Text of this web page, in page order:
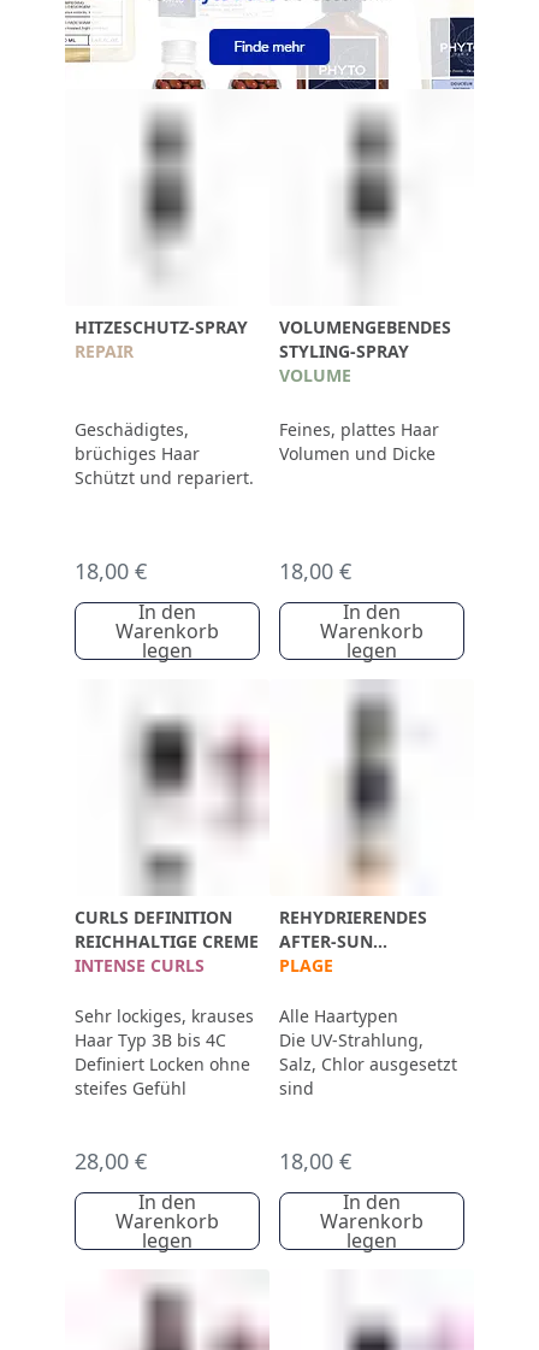
HITZESCHUTZ-SPRAY
REPAIR
Geschädigtes,
brüchiges Haar
Schützt und repariert.
18,00 €
In den
Warenkorb
legen
VOLUMENGEBENDES
STYLING-SPRAY
VOLUME
Feines, plattes Haar
Volumen und Dicke
18,00 €
In den
Warenkorb
legen
CURLS DEFINITION
REICHHALTIGE CREME
INTENSE CURLS
Sehr lockiges, krauses
Haar Typ 3B bis 4C
Definiert Locken ohne
steifes Gefühl
28,00 €
In den
Warenkorb
legen
REHYDRIERENDES
AFTER-SUN
ENTWIRRUNGS SPRAY
PLAGE
Alle Haartypen
Die UV-Strahlung,
Salz, Chlor ausgesetzt
sind
18,00 €
In den
Warenkorb
legen